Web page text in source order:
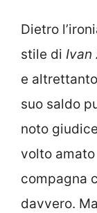
Dietro
stile di Ivan
e
suo saldo
noto
volto
compagna
davvero.